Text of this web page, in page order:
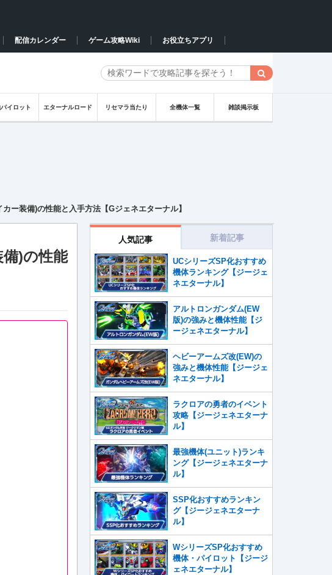
配信カレンダー ゲーム攻略Wiki お役立ちアプリ
イロット エターナルロード リセマラ当たり 全機体一覧 雑談掲示板
ー装備)の性能と入手方法【Gジェネエターナル】
)の性能
人気記事 新着記事
UCシリーズSP化おすすめ
機体ランキング【ジージェ
ネエターナル】
アルトロンガンダム(EW
版)の強みと機体性能【ジ
ージェネエターナル】
ヘビーアームズ改(EW)の
強みと機体性能【ジージェ
ネエターナル】
ラクロアの勇者のイベント
攻略【ジージェネエターナ
ル】
最強機体(ユニット)ランキ
ング【ジージェネエターナ
ル】
SSP化おすすめランキン
グ【ジージェネエターナ
ル】
WシリーズSP化おすすめ
機体・パイロット【ジージ
ェネエターナル】